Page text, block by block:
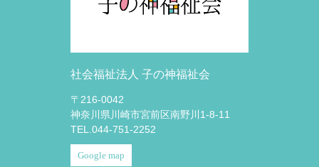
社会福祉法人 子の神福祉会
〒216-0042
神奈川県川崎市宮前区南野川1-8-11
TEL.044-751-2252
Google map